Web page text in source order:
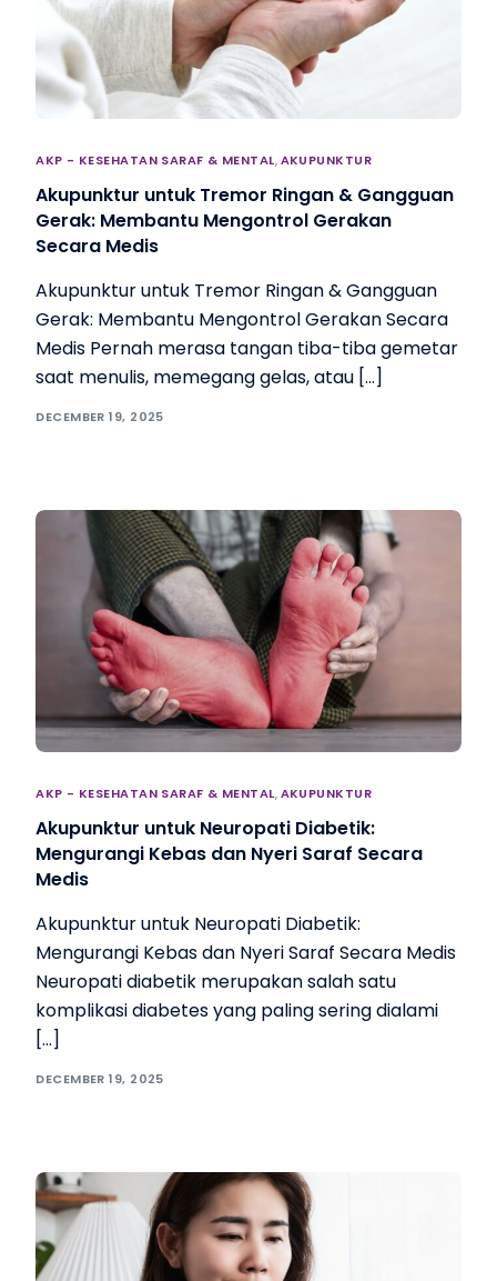
AKP - KESEHATAN SARAF & MENTAL,AKUPUNKTUR
Akupunktur untuk Tremor Ringan & Gangguan
Gerak: Membantu Mengontrol Gerakan
Secara Medis
Akupunktur untuk Tremor Ringan & Gangguan
Gerak: Membantu Mengontrol Gerakan Secara
Medis Pernah merasa tangan tiba-tiba gemetar
saat menulis, memegang gelas, atau […]
DECEMBER 19, 2025
AKP - KESEHATAN SARAF & MENTAL,AKUPUNKTUR
Akupunktur untuk Neuropati Diabetik:
Mengurangi Kebas dan Nyeri Saraf Secara
Medis
Akupunktur untuk Neuropati Diabetik:
Mengurangi Kebas dan Nyeri Saraf Secara Medis
Neuropati diabetik merupakan salah satu
komplikasi diabetes yang paling sering dialami
[…]
DECEMBER 19, 2025